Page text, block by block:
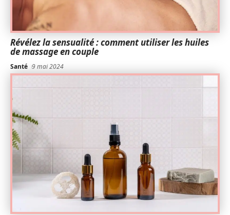
Révélez la sensualité : comment utiliser les huiles
de massage en couple
Santé 9 mai 2024